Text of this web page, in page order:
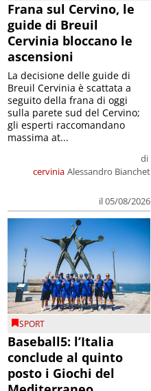
Frana sul Cervino, le
guide di Breuil
Cervinia bloccano le
ascensioni
cervinia
di
Alessandro Bianchet
il 05/08/2026
La decisione delle guide di
Breuil Cervinia è scattata a
seguito della frana di oggi
sulla parete sud del Cervino;
gli esperti raccomandano
massima at...
SPORT
Baseball5: l’Italia
conclude al quinto
posto i Giochi del